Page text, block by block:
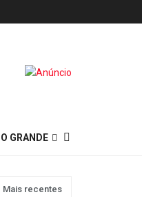
GRANDE
Mais recentes